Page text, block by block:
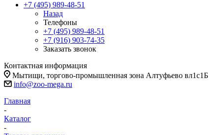
+7 (495) 989-48-51
Назад
Телефоны
+7 (495) 989-48-51
+7 (916) 903-74-35
Заказать звонок
Контактная информация
Мытищи, торгово-промышленная зона Алтуфьево вл1с1Б
info@zoo-mega.ru
Главная
-
Каталог
-